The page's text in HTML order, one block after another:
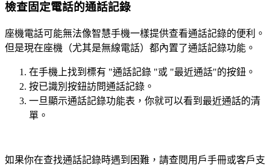
檢查固定電話的通話記錄
座機電話可能無法像智慧手機一樣提供查看通話記錄的便利。
但是現在座機（尤其是無線電話）都內置了通話記錄功能。
在手機上找到標有 "通話記錄 "或 "最近通話"的按鈕。
按已識別按鈕訪問通話記錄。
一旦顯示通話記錄功能表，你就可以看到最近通話的清
單。
如果你在查找通話記錄時遇到困難，請查閱用戶手冊或客戶支